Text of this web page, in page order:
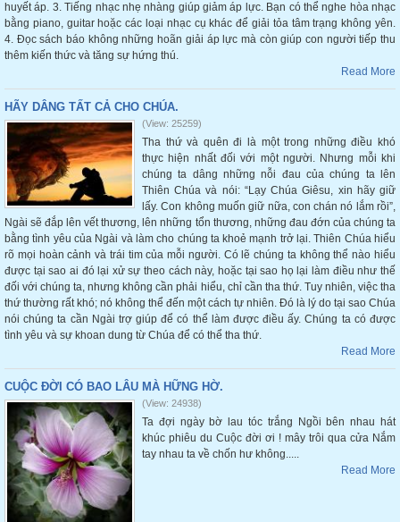
huyết áp. 3. Tiếng nhạc nhẹ nhàng giúp giảm áp lực. Bạn có thể nghe hòa nhạc
bằng piano, guitar hoặc các loại nhạc cụ khác để giải tỏa tâm trạng không yên.
4. Đọc sách báo không những hoãn giải áp lực mà còn giúp con người tiếp thu
thêm kiến thức và tăng sự hứng thú.
Read More
HÃY DÂNG TẤT CẢ CHO CHÚA.
(View: 25259)
Tha thứ và quên đi là một trong những điều khó
thực hiện nhất đối với một người. Nhưng mỗi khi
chúng ta dâng những nỗi đau của chúng ta lên
Thiên Chúa và nói: “Lạy Chúa Giêsu, xin hãy giữ
lấy. Con không muốn giữ nữa, con chán nó lắm rồi”,
Ngài sẽ đắp lên vết thương, lên những tổn thương, những đau đớn của chúng ta
bằng tình yêu của Ngài và làm cho chúng ta khoẻ mạnh trở lại. Thiên Chúa hiểu
rõ mọi hoàn cảnh và trái tim của mỗi người. Có lẽ chúng ta không thể nào hiểu
được tại sao ai đó lại xử sự theo cách này, hoặc tại sao họ lại làm điều như thế
đối với chúng ta, nhưng không cần phải hiểu, chỉ cần tha thứ. Tuy nhiên, việc tha
thứ thường rất khó; nó không thể đến một cách tự nhiên. Đó là lý do tại sao Chúa
nói chúng ta cần Ngài trợ giúp để có thể làm được điều ấy. Chúng ta có được
tình yêu và sự khoan dung từ Chúa để có thể tha thứ.
Read More
CUỘC ĐỜI CÓ BAO LÂU MÀ HỮNG HỜ.
(View: 24938)
Ta đợi ngày bờ lau tóc trắng Ngồi bên nhau hát
khúc phiêu du Cuộc đời ơi ! mây trôi qua cửa Nắm
tay nhau ta về chốn hư không.....
Read More